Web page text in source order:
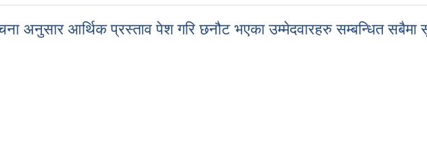
अनुसार आर्थिक प्रस्ताव पेश गरि छनौट भएका उम्मेदवारहरु सम्बन्धित सबैमा